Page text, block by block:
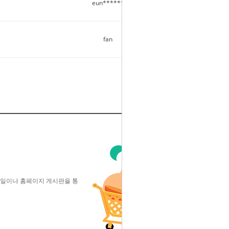
eun******
fan
이나 홈페이지 게시판을 통